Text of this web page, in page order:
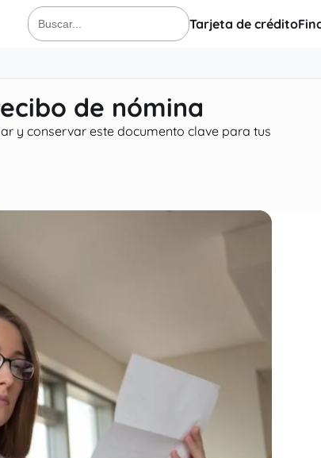
Buscar:
Tarjeta de crédito
de nómina
y conservar este documento clave para tus